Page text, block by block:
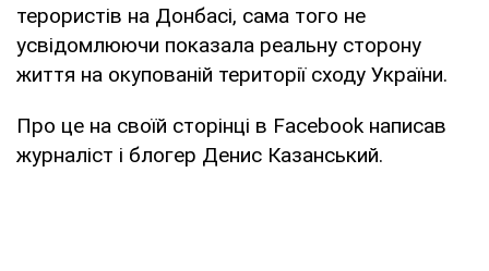
терористів на Донбасі, сама того не
усвідомлюючи показала реальну сторону
життя на окупованій території сходу України.
Про це на своїй сторінці в Facebook написав
журналіст і блогер Денис Казанський.